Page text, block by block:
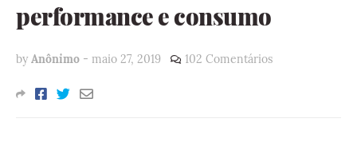
performance e consumo
by Anônimo - maio 27, 2019 102 Comentários